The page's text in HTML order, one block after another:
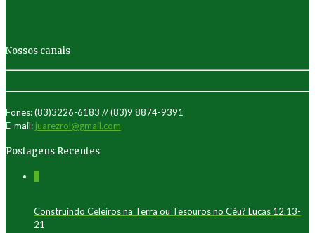
Nossos canais
Fones: (83)3226-6183 // (83)9 8874-9391
E-mail: juarezrol@gmail.com
Postagens Recentes
Construindo Celeiros na Terra ou Tesouros no Céu? Lucas 12.13-
21